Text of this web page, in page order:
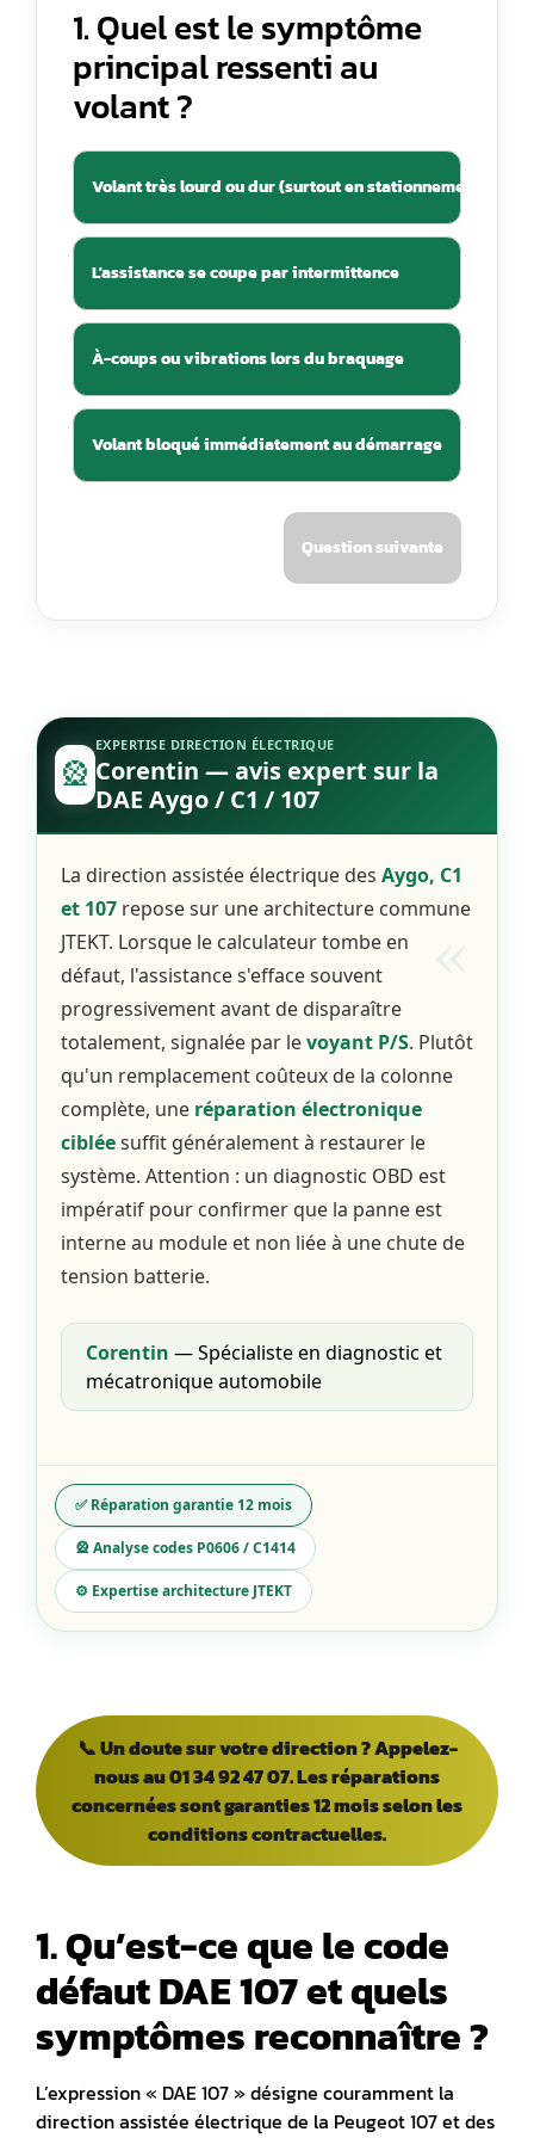
1. Quel est le symptôme
principal ressenti au
volant ?
Volant très lourd ou dur (surtout en stationnement)
L'assistance se coupe par intermittence
À-coups ou vibrations lors du braquage
Volant bloqué immédiatement au démarrage
Question suivante
🎡
EXPERTISE DIRECTION ÉLECTRIQUE
Corentin — avis expert sur la
DAE Aygo / C1 / 107
La direction assistée électrique des Aygo, C1
et 107 repose sur une architecture commune
JTEKT. Lorsque le calculateur tombe en
défaut, l'assistance s'efface souvent
progressivement avant de disparaître
totalement, signalée par levoyant P/S. Plutôt
qu'un remplacement coûteux de la colonne
complète, une réparation électronique
cibléesuffit généralement à restaurer le
système. Attention : un diagnostic OBD est
impératif pour confirmer que la panne est
interne au module et non liée à une chute de
tension batterie.
Corentin — Spécialiste en diagnostic et
mécatronique automobile
✅ Réparation garantie 12 mois
🎡 Analyse codes P0606 / C1414
⚙️ Expertise architecture JTEKT
📞 Un doute sur votre direction ? Appelez-
nous au 01 34 92 47 07. Les réparations
concernées sont garanties 12 mois selon les
conditions contractuelles.
1. Qu’est-ce que le code
défaut DAE 107 et quels
symptômes reconnaître ?
L’expression « DAE 107 » désigne couramment la
direction assistée électrique de la Peugeot 107 et des